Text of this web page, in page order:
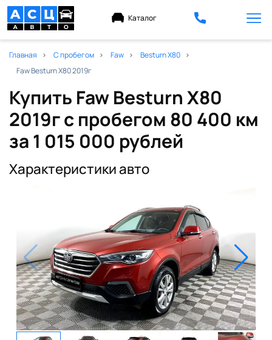
Каталог
Главная С пробегом Faw
Besturn X80
Faw Besturn X80 2019г
Купить Faw Besturn X80
2019г с пробегом 80 400 км
за 1 015 000 рублей
Характеристики авто